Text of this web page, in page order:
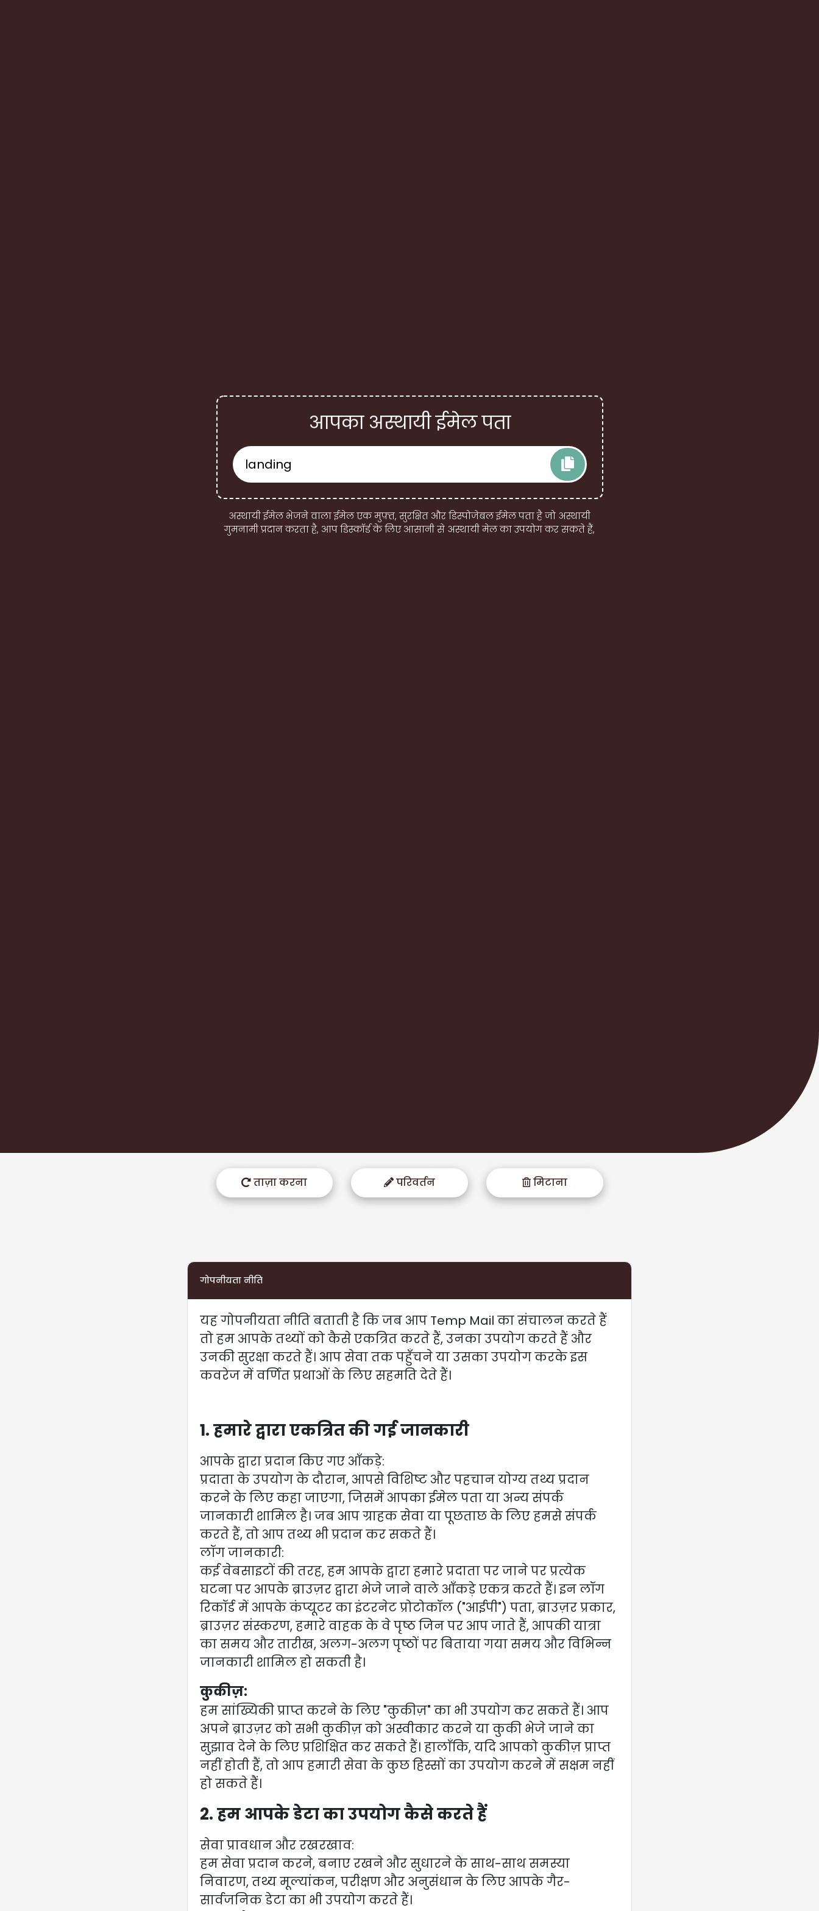
आपका अस्थायी ईमेल पता
अस्थायी ईमेल भेजने वाला ईमेल एक मुफ़्त, सुरक्षित और डिस्पोजेबल ईमेल पता है जो अस्थायी
गुमनामी प्रदान करता है, आप डिस्कॉर्ड के लिए आसानी से अस्थायी मेल का उपयोग कर सकते हैं,
ताज़ा करना परिवर्तन मिटाना
गोपनीयता नीति
यह गोपनीयता नीति बताती है कि जब आप Temp Mail का संचालन करते हैं
तो हम आपके तथ्यों को कैसे एकत्रित करते हैं, उनका उपयोग करते हैं और
उनकी सुरक्षा करते हैं। आप सेवा तक पहुँचने या उसका उपयोग करके इस
कवरेज में वर्णित प्रथाओं के लिए सहमति देते हैं।
1. हमारे द्वारा एकत्रित की गई जानकारी
आपके द्वारा प्रदान किए गए आँकड़े:
प्रदाता के उपयोग के दौरान, आपसे विशिष्ट और पहचान योग्य तथ्य प्रदान
करने के लिए कहा जाएगा, जिसमें आपका ईमेल पता या अन्य संपर्क
जानकारी शामिल है। जब आप ग्राहक सेवा या पूछताछ के लिए हमसे संपर्क
करते हैं, तो आप तथ्य भी प्रदान कर सकते हैं।
लॉग जानकारी:
कई वेबसाइटों की तरह, हम आपके द्वारा हमारे प्रदाता पर जाने पर प्रत्येक
घटना पर आपके ब्राउज़र द्वारा भेजे जाने वाले आँकड़े एकत्र करते हैं। इन लॉग
रिकॉर्ड में आपके कंप्यूटर का इंटरनेट प्रोटोकॉल ("आईपी") पता, ब्राउज़र प्रकार,
ब्राउज़र संस्करण, हमारे वाहक के वे पृष्ठ जिन पर आप जाते हैं, आपकी यात्रा
का समय और तारीख, अलग-अलग पृष्ठों पर बिताया गया समय और विभिन्न
जानकारी शामिल हो सकती है।
कुकीज़:
हम सांख्यिकी प्राप्त करने के लिए "कुकीज़" का भी उपयोग कर सकते हैं। आप
अपने ब्राउज़र को सभी कुकीज़ को अस्वीकार करने या कुकी भेजे जाने का
सुझाव देने के लिए प्रशिक्षित कर सकते हैं। हालाँकि, यदि आपको कुकीज़ प्राप्त
नहीं होती हैं, तो आप हमारी सेवा के कुछ हिस्सों का उपयोग करने में सक्षम नहीं
हो सकते हैं।
2. हम आपके डेटा का उपयोग कैसे करते हैं
सेवा प्रावधान और रखरखाव:
हम सेवा प्रदान करने, बनाए रखने और सुधारने के साथ-साथ समस्या
निवारण, तथ्य मूल्यांकन, परीक्षण और अनुसंधान के लिए आपके गैर-
सार्वजनिक डेटा का भी उपयोग करते हैं।